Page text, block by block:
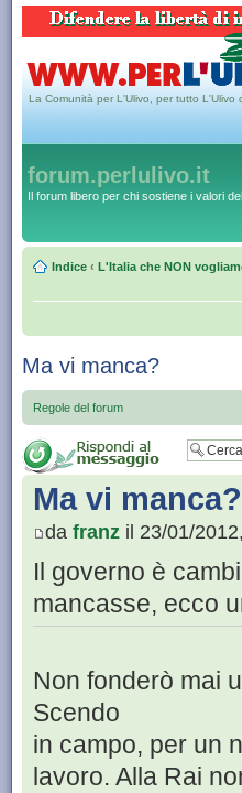
La Comunità per L'Ulivo, per tutto L'Ulivo
forum.perlulivo.it
Il forum libero per chi sostiene i valori
Indice ‹ L'Italia che NON
Ma vi manca?
Regole del forum
Ma vi manca?
da franz il 23/01/
Il governo è
mancasse, ecco
Non fonderò mai
Scendo
in campo, per un
lavoro. Alla Rai